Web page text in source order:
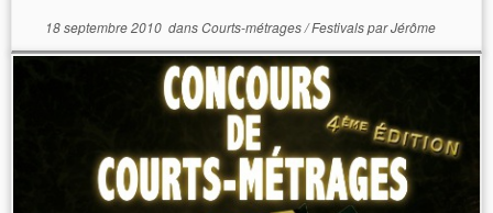
18 septembre 2010dansCourts-métrages/FestivalsparJérôme